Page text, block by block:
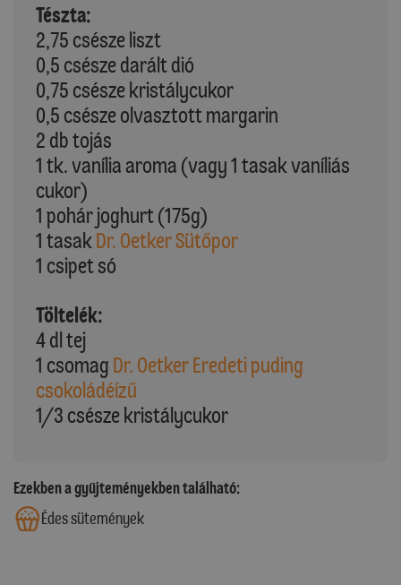
Tészta:
2,75 csésze liszt
0,5 csésze darált dió
0,75 csésze kristálycukor
0,5 csésze olvasztott margarin
2 db tojás
1 tk. vanília aroma (vagy 1 tasak vaníliás
cukor)
1 pohár joghurt (175g)
1 tasak Dr. Oetker Sütőpor
1 csipet só
Töltelék:
4 dl tej
1 csomag Dr. Oetker Eredeti puding
csokoládéízű
1/3 csésze kristálycukor
Ezekben a gyűjteményekben található:
Édes sütemények